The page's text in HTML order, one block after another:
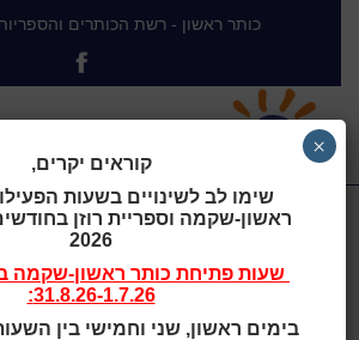
כותר ראשון - רשת הכותרים והספריות
האריה
קוראים יקרים,
שימו לב לשינויים בשעות
ראשון-שקמה וספריית רוזן
2026
שעות פתיחת כותר ראשון-שקמה
31.8.26-1.7.26:
בימים ראשון, שני וחמישי בין השעות 19:45-
×